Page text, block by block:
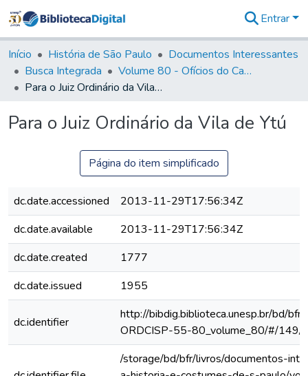
&
Coleções
Tudo na
Biblioteca
Estatísticas
Entrar
Início História de São Paulo
Documentos Interessantes
Busca Integrada
Volume 80 - Ofícios do Capitão General Martim Lopes Lobo de Saldanha (1777-1780)
Para o Juiz Ordinário da Vila de Ytú
Para o Juiz Ordinário da Vila de Ytú
Página do item simplificado
dc.date.accessioned
2013-11-29T17:56:34Z
dc.date.available
2013-11-29T17:56:34Z
dc.date.created
1777
dc.date.issued
1955
dc.identifier
http://bibdig.biblioteca.unesp.br/bd/
ORDCISP-55-80_volume_80/#/149/
/storage/bd/bfr/livros/documentos-